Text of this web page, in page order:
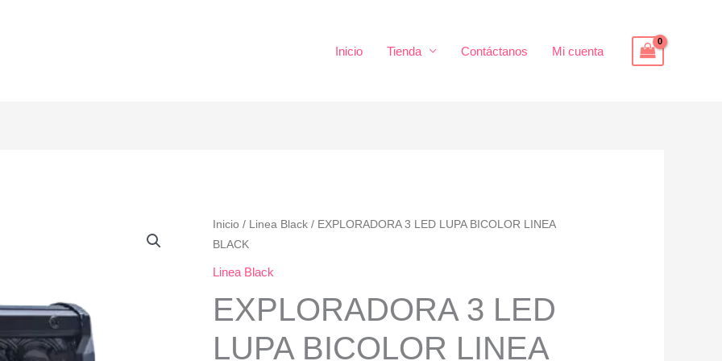
Inicio Tienda Contáctanos Mi cuenta
Inicio / Linea Black / EXPLORADORA 3 LED LUPA BICOLOR LINEA
BLACK
Linea Black
EXPLORADORA 3 LED
LUPA BICOLOR LINEA
EXPLORADORA
3
LED
BICOLOR
BLACK